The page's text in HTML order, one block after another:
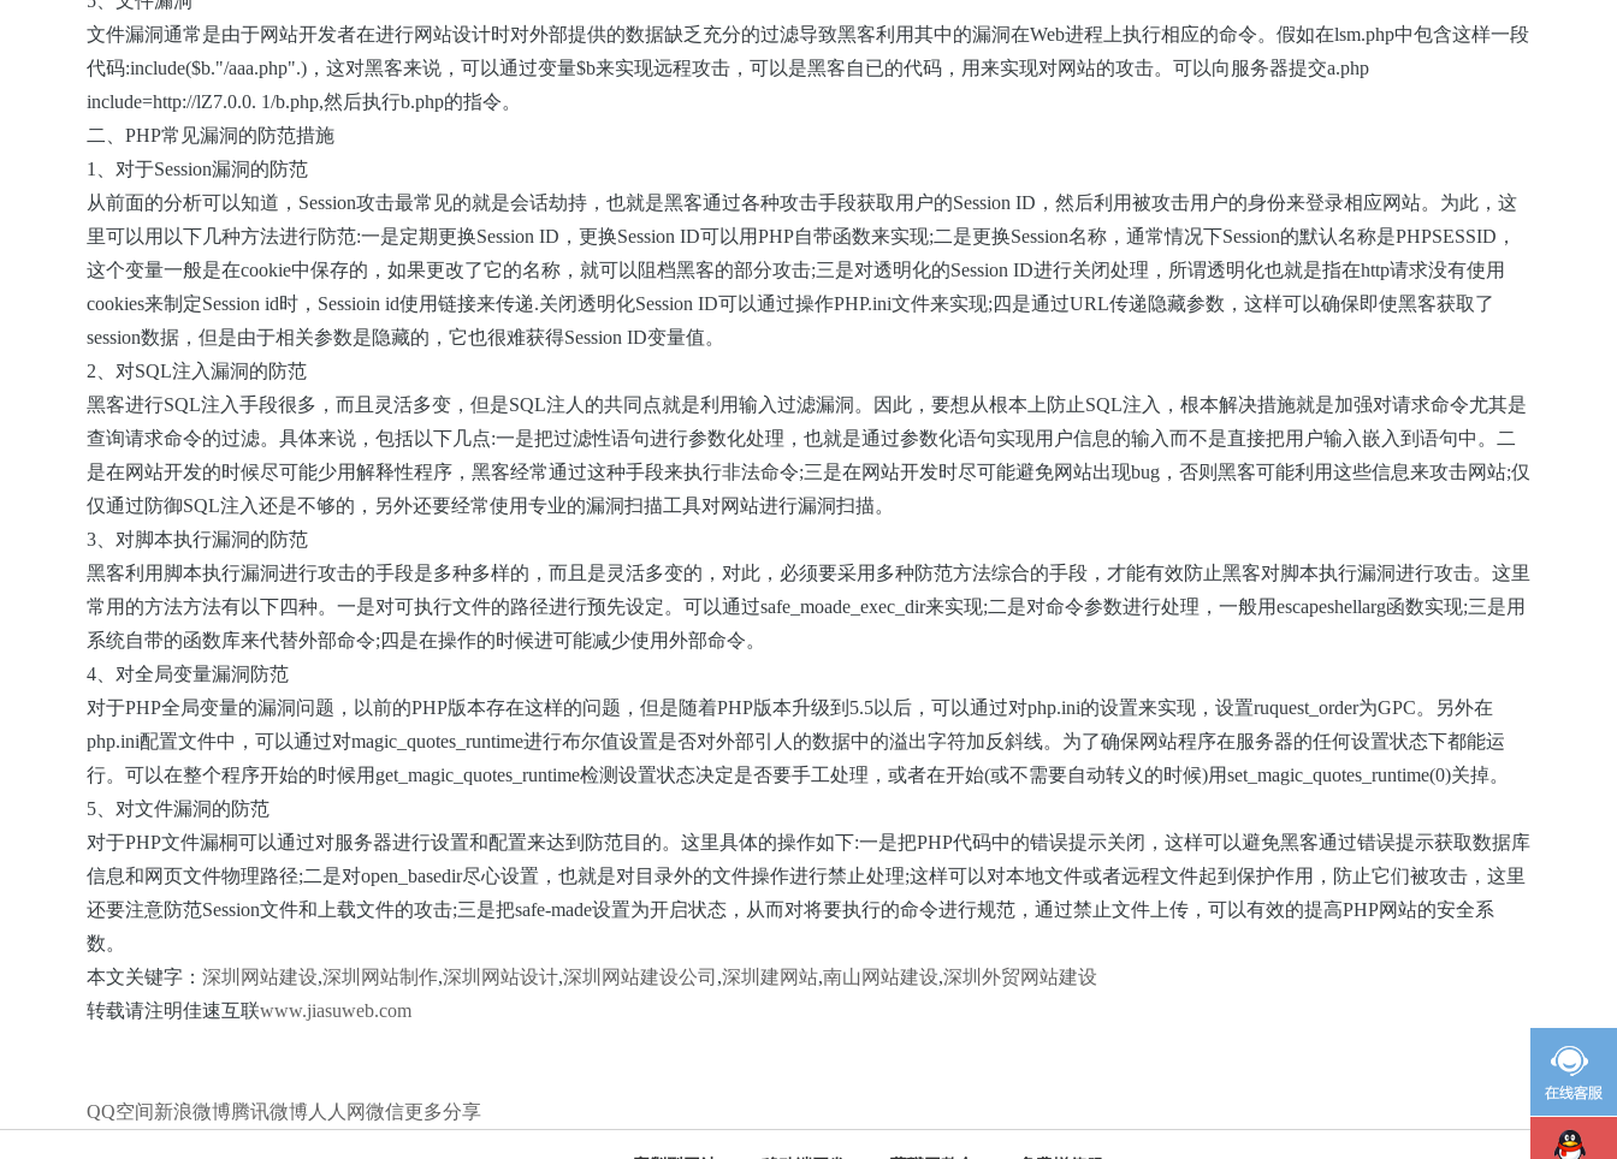
文件漏洞通常是由于网站开发者在进行网站设计时对外部提供的数据缺乏充分的过滤导致黑客利用其中的漏洞在Web进程上执行相应的命令。假如在lsm.php中包含这样一段
代码:include($b."/aaa.php".) ，这对黑客来说，可以通过变量$b来实现远程攻击，可以是黑客自已的代码，用来实现对网站的攻击。可以向服务器提交a.php
include=http://lZ7.0.0. 1/b.php,然后执行b.php的指令。
二、PHP常见漏洞的防范措施
1、对于Session漏洞的防范
从前面的分析可以知道，Session攻击最常见的就是会话劫持，也就是黑客通过各种攻击手段获取用户的Session ID，然后利用被攻击用户的身份来登录相应网站。为此，这
里可以用以下几种方法进行防范:一是定期更换Session ID，更换Session ID可以用PHP自带函数来实现;二是更换Session名称，通常情况下Session的默认名称是PHPSESSID，
这个变量一般是在cookie中保存的，如果更改了它的名称，就可以阻档黑客的部分攻击;三是对透明化的Session ID进行关闭处理，所谓透明化也就是指在http请求没有使用
cookies来制定Session id时，Sessioin id使用链接来传递.关闭透明化Session ID可以通过操作PHP.ini文件来实现; 四是通过URL传递隐藏参数，这样可以确保即使黑客获取了
session数据，但是由于相关参数是隐藏的，它也很难获得Session ID变量值。
2、对SQL注入漏洞的防范
黑客进行SQL注入手段很多，而且灵活多变，但是SQL注人的共同点就是利用输入过滤漏洞。因此，要想从根本上防止SQL注入，根本解决措施就是加强对请求命令尤其是
查询请求命令的过滤。具体来说，包括以下几点:一是把过滤性语句进行参数化处理，也就是通过参数化语句实现用户信息的输入而不是直接把用户输入嵌入到语句中。二
是在网站开发的时候尽可能少用解释性程序，黑客经常通过这种手段来执行非法命令;三是在网站开发时尽可能避免网站出现bug，否则黑客可能利用这些信息来攻击网站;仅
仅通过防御SQL注入还是不够的，另外还要经常使用专业的漏洞扫描工具对网站进行漏洞扫描。
3、对脚本执行漏洞的防范
黑客利用脚本执行漏洞进行攻击的手段是多种多样的，而且是灵活多变的，对此，必须要采用多种防范方法综合的手段，才能有效防止黑客对脚本执行漏洞进行攻击。这里
常用的方法方法有以下四种。一是对可执行文件的路径进行预先设定。可以通过safe_moade_exec_dir来实现;二是对命令参数进行处理，一般用escapeshellarg函数实现;三是用
系统自带的函数库来代替外部命令; 四是在操作的时候进可能减少使用外部命令。
4、对全局变量漏洞防范
对于PHP全局变量的漏洞问题，以前的PHP版本存在这样的问题，但是随着PHP版本升级到5.5以后，可以通过对php.ini的设置来实现，设置ruquest_order为GPC。另外在
php.ini配置文件中，可以通过对magic_quotes_runtime进行布尔值设置是否对外部引人的数据中的溢出字符加反斜线。为了确保网站程序在服务器的任何设置状态下都能运
行。可以在整个程序开始的时候用get_magic_quotes_runtime检测设置状态决定是否要手工处理，或者在开始(或不需要自动转义的时候)用set_magic_quotes_runtime(0)关掉。
5、对文件漏洞的防范
对于PHP文件漏桐可以通过对服务器进行设置和配置来达到防范目的。这里具体的操作如下:一是把PHP代码中的错误提示关闭，这样可以避免黑客通过错误提示获取数据库
信息和网页文件物理路径;二是对open_basedir尽心设置，也就是对目录外的文件操作进行禁止处理;这样可以对本地文件或者远程文件起到保护作用，防止它们被攻击，这里
还要注意防范Session文件和上载文件的攻击;三是把safe-made设置为开启状态，从而对将要执行的命令进行规范，通过禁止文件上传，可以有效的提高PHP网站的安全系
数。
本文关键字： 深圳网站建设,深圳网站制作,深圳网站设计,深圳网站建设公司 ,深圳建网站,南山网站建设,深圳外贸网站建设
转载请注明佳速互联www.jiasuweb.com
QQ空间新浪微博腾讯微博 人人网微信更多分享